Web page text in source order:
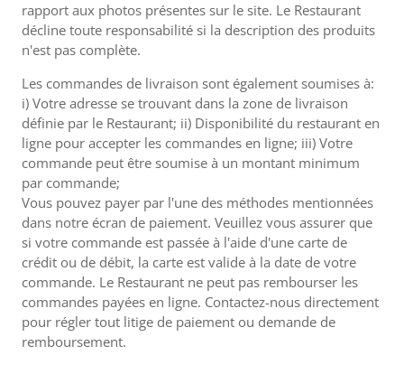
rapport aux photos présentes sur le site. Le Restaurant
décline toute responsabilité si la description des produits
n'est pas complète.
Les commandes de livraison sont également soumises à:
i) Votre adresse se trouvant dans la zone de livraison
définie par le Restaurant; ii) Disponibilité du restaurant en
ligne pour accepter les commandes en ligne; iii) Votre
commande peut être soumise à un montant minimum
par commande;
Vous pouvez payer par l'une des méthodes mentionnées
dans notre écran de paiement. Veuillez vous assurer que
si votre commande est passée à l'aide d'une carte de
crédit ou de débit, la carte est valide à la date de votre
commande. Le Restaurant ne peut pas rembourser les
commandes payées en ligne. Contactez-nous directement
pour régler tout litige de paiement ou demande de
remboursement.